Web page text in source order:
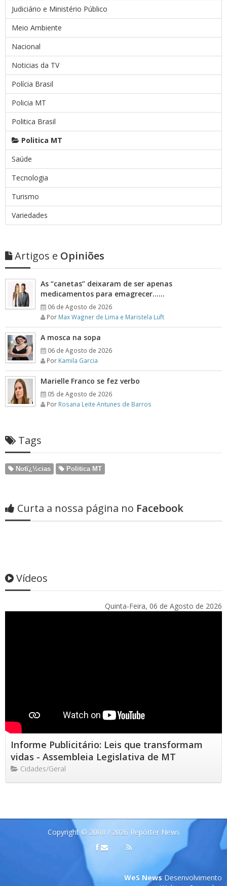
Judiciário e Ministério Público
Meio Ambiente
Nacional
Noticias da TV
Polícia Brasil
Policia MT
Politica Brasil
Politica MT
Saúde
Tecnologia
Turismo
Variedades
Artigos e Opiniões
As “canetas” deixaram de ser apenas
medicamentos para emagrecer……
06 de Agosto de 2026
Por Max Wagner de Lima e Maristela Luft
A mosca na sopa
06 de Agosto de 2026
Por Kamila Garcia
Marielle Franco se fez verbo
05 de Agosto de 2026
Por Rosana Leite Antunes de Barros
Tags
Notï¿½cias Politica MT
Curta a nossa página no Facebook
Vídeos
Quinta-Feira, 06 de Agosto de 2026
Informe Publicitário: Leis que transformam
vidas - Assembleia Legislativa de MT
Cidades/Geral
Copyright © 2008 / 2026 Repórter News
WeS News Desenvolvimento